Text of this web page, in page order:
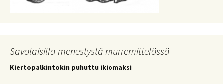
Savolaisilla menestystä murremittelössä
Kiertopalkintokin puhuttu ikiomaksi